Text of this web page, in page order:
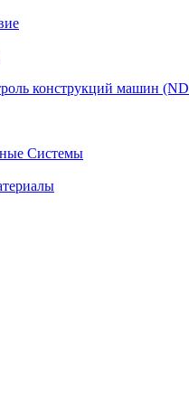
конструкций машин
Системы